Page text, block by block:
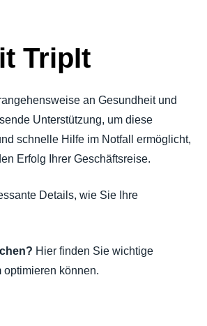
TripIt
an Gesundheit und
Unterstützung, um diese
schnelle Hilfe im Notfall ermöglicht,
Erfolg Ihrer Geschäftsreise.
Details, wie Sie Ihre
Hier finden Sie wichtige
optimieren können.